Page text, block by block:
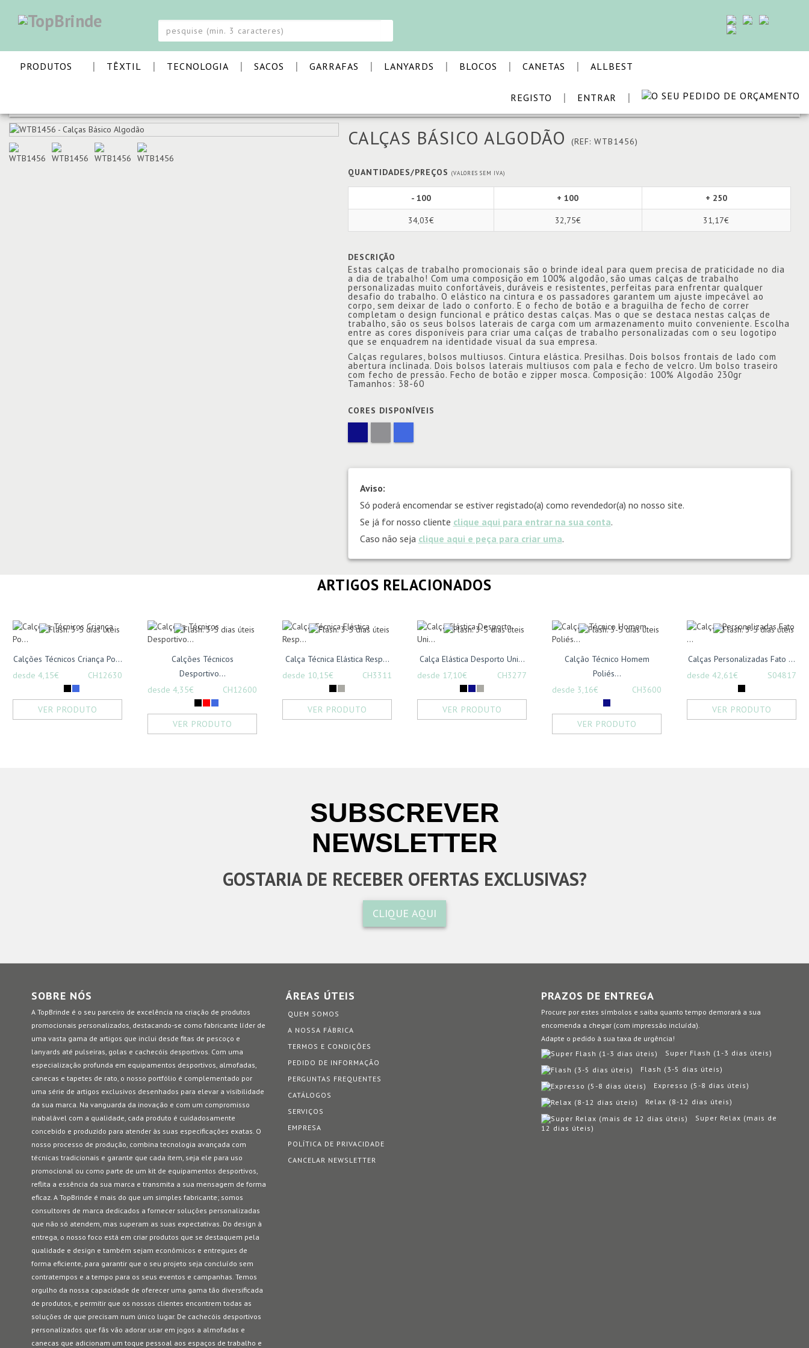
PRODUTOS | TÊXTIL | TECNOLOGIA | SACOS | GARRAFAS | LANYARDS | BLOCOS | CANETAS | ALLBEST
|
ENTRAR
|
REGISTO VOLTAR
CALÇAS BÁSICO ALGODÃO (REF: WTB1456)
QUANTIDADES/PREÇOS (VALORES SEM IVA)
- 100 + 100 + 250
34,03€ 32,75€ 31,17€
DESCRIÇÃO
Estas calças de trabalho promocionais são o brinde ideal para quem precisa de praticidade no dia
a dia de trabalho! Com uma composição em 100% algodão, são umas calças de trabalho
personalizadas muito confortáveis, duráveis e resistentes, perfeitas para enfrentar qualquer
desafio do trabalho. O elástico na cintura e os passadores garantem um ajuste impecável ao
corpo, sem deixar de lado o conforto. E o fecho de botão e a braguilha de fecho de correr
completam o design funcional e prático destas calças. Mas o que se destaca nestas calças de
trabalho, são os seus bolsos laterais de carga com um armazenamento muito conveniente. Escolha
entre as cores disponíveis para criar uma calças de trabalho personalizadas com o seu logotipo
que se enquadrem na identidade visual da sua empresa.
Calças regulares, bolsos multiusos. Cintura elástica. Presilhas. Dois bolsos frontais de lado com
abertura inclinada. Dois bolsos laterais multiusos com pala e fecho de velcro. Um bolso traseiro
com fecho de pressão. Fecho de botão e zipper mosca. Composição: 100% Algodão 230gr
Tamanhos: 38-60
CORES DISPONÍVEIS
Aviso:
Só poderá encomendar se estiver registado(a) como revendedor(a) no nosso site.
Se já for nosso cliente clique aqui para entrar na sua conta.
Caso não seja clique aqui e peça para criar uma.
ARTIGOS RELACIONADOS
Calções Técnicos Criança Po...
desde 4,15€
CH12630
VER PRODUTO
Calções Técnicos
Desportivo...
desde 4,35€
CH12600
VER PRODUTO
Calça Técnica Elástica Resp...
desde 10,15€
CH3311
VER PRODUTO
Calça Elástica Desporto Uni...
desde 17,10€
CH3277
VER PRODUTO
Calção Técnico Homem
Poliés...
desde 3,16€
CH3600
VER PRODUTO
Calças Personalizadas Fato ...
desde 42,61€
S04817
VER PRODUTO
SUBSCREVER
NEWSLETTER
GOSTARIA DE RECEBER OFERTAS EXCLUSIVAS?
CLIQUE AQUI
SOBRE NÓS
A TopBrinde é o seu parceiro de excelência na criação de produtos
promocionais personalizados, destacando-se como fabricante líder de
uma vasta gama de artigos que inclui desde fitas de pescoço e
lanyards até pulseiras, golas e cachecóis desportivos. Com uma
especialização profunda em equipamentos desportivos, almofadas,
canecas e tapetes de rato, o nosso portfólio é complementado por
uma série de artigos exclusivos desenhados para elevar a visibilidade
da sua marca. Na vanguarda da inovação e com um compromisso
inabalável com a qualidade, cada produto é cuidadosamente
concebido e produzido para atender às suas especificações exatas. O
nosso processo de produção, combina tecnologia avançada com
técnicas tradicionais e garante que cada item, seja ele para uso
promocional ou como parte de um kit de equipamentos desportivos,
reflita a essência da sua marca e transmita a sua mensagem de forma
eficaz. A TopBrinde é mais do que um simples fabricante; somos
consultores de marca dedicados a fornecer soluções personalizadas
que não só atendem, mas superam as suas expectativas. Do design à
entrega, o nosso foco está em criar produtos que se destaquem pela
qualidade e design e também sejam econômicos e entregues de
forma eficiente, para garantir que o seu projeto seja concluído sem
contratempos e a tempo para os seus eventos e campanhas. Temos
orgulho da nossa capacidade de oferecer uma gama tão diversificada
de produtos, e permitir que os nossos clientes encontrem todas as
soluções de que precisam num único lugar. De cachecóis desportivos
personalizados que fãs vão adorar usar em jogos a almofadas e
canecas que adicionam um toque pessoal aos espaços de trabalho e
ÁREAS ÚTEIS
QUEM SOMOS
A NOSSA FÁBRICA
TERMOS E CONDIÇÕES
PEDIDO DE INFORMAÇÃO
PERGUNTAS FREQUENTES
CATÁLOGOS
SERVIÇOS
EMPRESA
POLÍTICA DE PRIVACIDADE
CANCELAR NEWSLETTER
PRAZOS DE ENTREGA
Procure por estes símbolos e saiba quanto tempo demorará a sua
encomenda a chegar (com impressão incluída).
Adapte o pedido à sua taxa de urgência!
Super Flash (1-3 dias úteis)
Flash (3-5 dias úteis)
Expresso (5-8 dias úteis)
Relax (8-12 dias úteis)
Super Relax (mais de
12 dias úteis)